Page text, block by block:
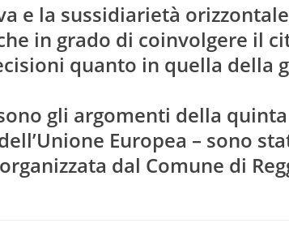
e la sussidiarietà
in grado di coinvolgere il
quanto in quella della
gli argomenti della
Europea – sono
dal Comune di